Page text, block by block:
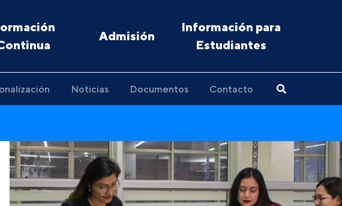
Admisión
Información para
Estudiantes
Noticias Documentos Contacto